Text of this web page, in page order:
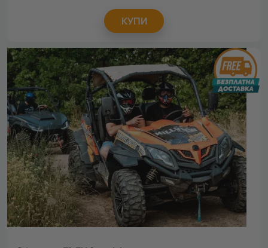
КУПИ